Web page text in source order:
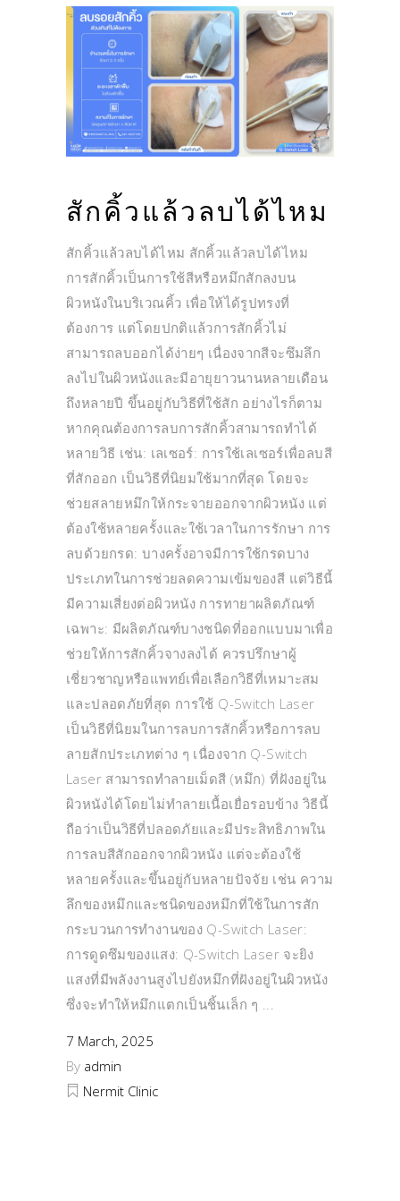
สักคิ้วแล้วลบได้ไหม
สักคิ้วแล้วลบได้ไหม สักคิ้วแล้วลบได้ไหม
การสักคิ้วเป็นการใช้สีหรือหมึกสักลงบน
ผิวหนังในบริเวณคิ้ว เพื่อให้ได้รูปทรงที่
ต้องการ แต่โดยปกติแล้วการสักคิ้วไม่
สามารถลบออกได้ง่ายๆ เนื่องจากสีจะซึมลึก
ลงไปในผิวหนังและมีอายุยาวนานหลายเดือน
ถึงหลายปี ขึ้นอยู่กับวิธีที่ใช้สัก อย่างไรก็ตาม
หากคุณต้องการลบการสักคิ้วสามารถทำได้
หลายวิธี เช่น: เลเซอร์: การใช้เลเซอร์เพื่อลบสี
ที่สักออก เป็นวิธีที่นิยมใช้มากที่สุด โดยจะ
ช่วยสลายหมึกให้กระจายออกจากผิวหนัง แต่
ต้องใช้หลายครั้งและใช้เวลาในการรักษา การ
ลบด้วยกรด: บางครั้งอาจมีการใช้กรดบาง
ประเภทในการช่วยลดความเข้มของสี แต่วิธีนี้
มีความเสี่ยงต่อผิวหนัง การทายาผลิตภัณฑ์
เฉพาะ: มีผลิตภัณฑ์บางชนิดที่ออกแบบมาเพื่อ
ช่วยให้การสักคิ้วจางลงได้ ควรปรึกษาผู้
เชี่ยวชาญหรือแพทย์เพื่อเลือกวิธีที่เหมาะสม
และปลอดภัยที่สุด การใช้ Q-Switch Laser
เป็นวิธีที่นิยมในการลบการสักคิ้วหรือการลบ
ลายสักประเภทต่าง ๆ เนื่องจาก Q-Switch
Laser สามารถทำลายเม็ดสี (หมึก) ที่ฝังอยู่ใน
ผิวหนังได้โดยไม่ทำลายเนื้อเยื่อรอบข้าง วิธีนี้
ถือว่าเป็นวิธีที่ปลอดภัยและมีประสิทธิภาพใน
การลบสีสักออกจากผิวหนัง แต่จะต้องใช้
หลายครั้งและขึ้นอยู่กับหลายปัจจัย เช่น ความ
ลึกของหมึกและชนิดของหมึกที่ใช้ในการสัก
กระบวนการทำงานของ Q-Switch Laser:
การดูดซึมของแสง: Q-Switch Laser จะยิง
แสงที่มีพลังงานสูงไปยังหมึกที่ฝังอยู่ในผิวหนัง
ซึ่งจะทำให้หมึกแตกเป็นชิ้นเล็ก ๆ
7 March, 2025
By admin
Nermit Clinic